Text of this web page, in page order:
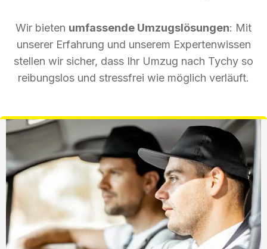
Wir bieten umfassende Umzugslösungen: Mit
unserer Erfahrung und unserem Expertenwissen
stellen wir sicher, dass Ihr Umzug nach Tychy so
reibungslos und stressfrei wie möglich verläuft.